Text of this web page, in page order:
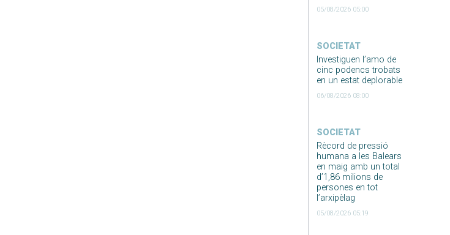
05/08/2026 05:00
SOCIETAT
Investiguen l’amo de
cinc podencs trobats
en un estat deplorable
06/08/2026 08:00
SOCIETAT
Rècord de pressió
humana a les Balears
en maig amb un total
d’1,86 milions de
persones en tot
l’arxipèlag
05/08/2026 05:19